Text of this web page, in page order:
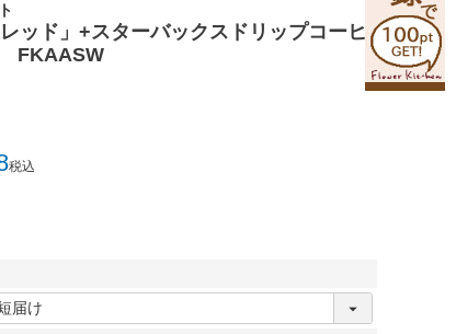
ッド」+スターバックスドリップコーヒ
FKAASW
税込